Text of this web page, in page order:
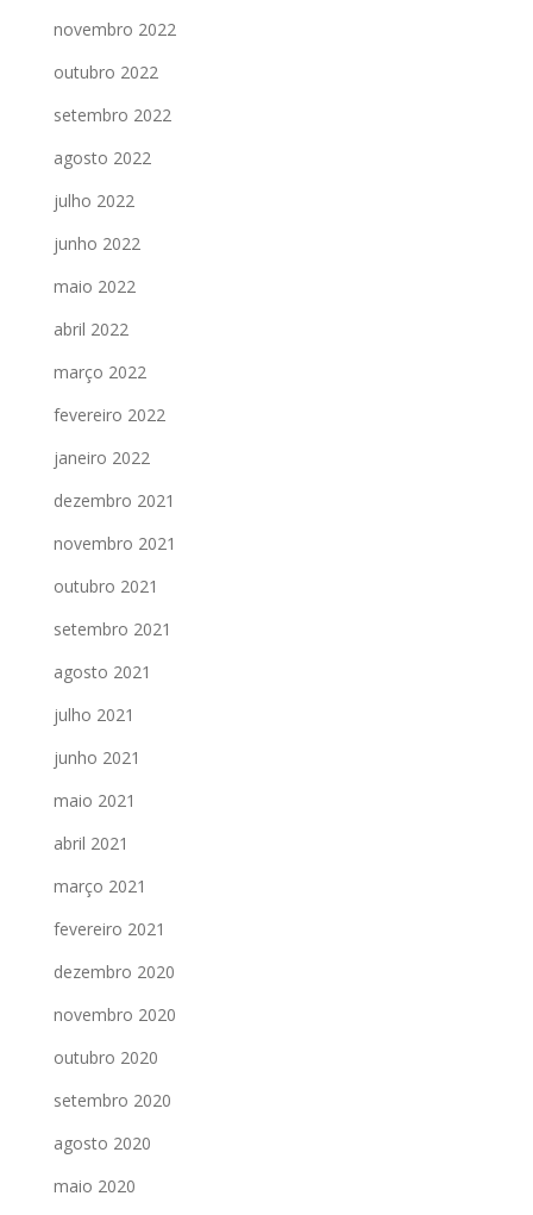
novembro 2022
outubro 2022
setembro 2022
agosto 2022
julho 2022
junho 2022
maio 2022
abril 2022
março 2022
fevereiro 2022
janeiro 2022
dezembro 2021
novembro 2021
outubro 2021
setembro 2021
agosto 2021
julho 2021
junho 2021
maio 2021
abril 2021
março 2021
fevereiro 2021
dezembro 2020
novembro 2020
outubro 2020
setembro 2020
agosto 2020
maio 2020